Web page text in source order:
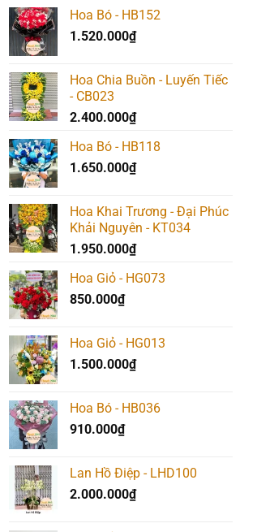
Hoa Bó - HB152
1.520.000₫
Hoa Chia Buồn - Luyến Tiếc
- CB023
2.400.000₫
Hoa Bó - HB118
1.650.000₫
Hoa Khai Trương - Đại Phúc
Khải Nguyên - KT034
1.950.000₫
Hoa Giỏ - HG073
850.000₫
Hoa Giỏ - HG013
1.500.000₫
Hoa Bó - HB036
910.000₫
Lan Hồ Điệp - LHD100
2.000.000₫
Hoa cầm tay – Ngày
cưới – 1313
567.000₫ Giá
là:
567.000₫.
540.000₫Giá
là:
540.000₫.
Hoa cầm tay – Vì yêu
567.000₫.